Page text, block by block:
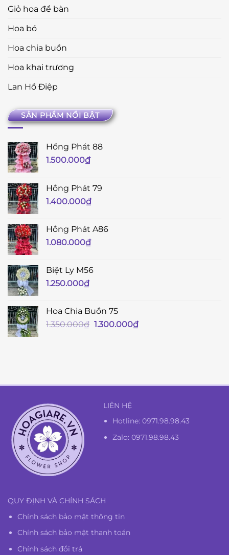
Giỏ hoa để bàn
Hoa bó
Hoa chia buồn
Hoa khai trương
Lan Hồ Điệp
SẢN PHẨM NỔI BẬT
Hồng Phát 88
1.500.000₫
Hồng Phát 79
1.400.000₫
Hồng Phát A86
1.080.000₫
Biệt Ly M56
1.250.000₫
Hoa Chia Buồn 75
1.350.000₫ Giá
1.300.000₫Giá
LIÊN HỆ
Hotline:0971.98.98.43
Zalo: 0971.98.98.43
QUY ĐỊNH VÀ CHÍNH SÁCH
Chính sách bảo mật thông tin
Chính sách bảo mật thanh toán
Chính sách đổi trả